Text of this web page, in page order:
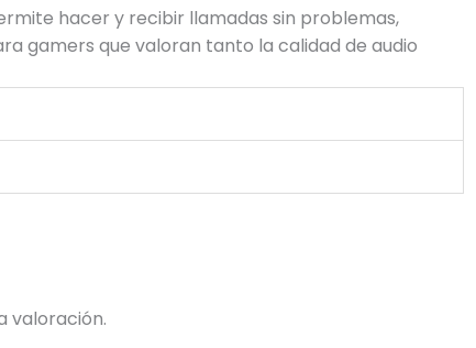
hacer y recibir llamadas sin problemas,
gamers que valoran tanto la calidad de audio
valoración.